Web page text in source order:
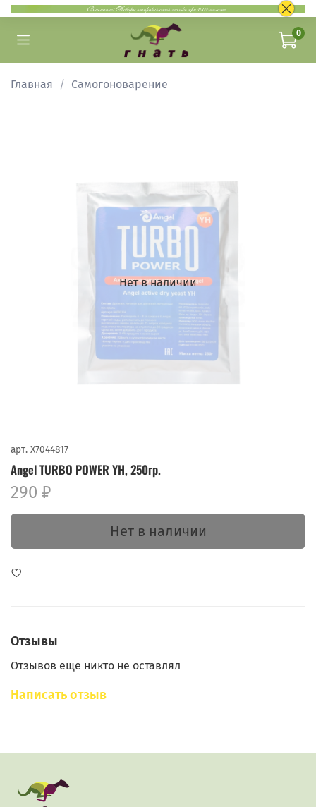
0
Главная Самогоноварение
Нет в наличии
арт. X7044817
Angel TURBO POWER YH, 250гр.
290 ₽
Нет в наличии
Отзывы
Отзывов еще никто не оставлял
Написать отзыв